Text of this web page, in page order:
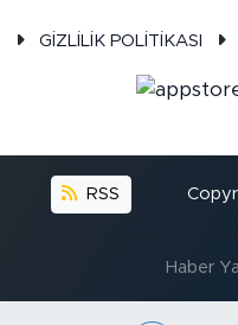
GİZLİLİK POLİTİKASI
RSS
Haber